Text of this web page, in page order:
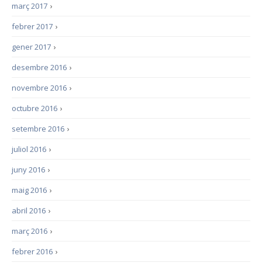
›
març 2017
›
febrer 2017
›
gener 2017
›
desembre 2016
›
novembre 2016
›
octubre 2016
›
setembre 2016
›
juliol 2016
›
juny 2016
›
maig 2016
›
abril 2016
›
març 2016
›
febrer 2016